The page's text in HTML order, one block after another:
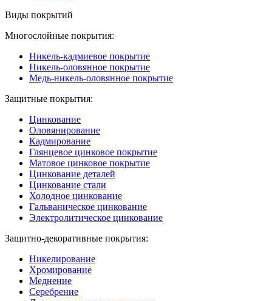
Виды покрытий
Многослойные покрытия:
Никель-кадмиевое покрытие
Никель-оловянное покрытие
Медь-никель-оловянное покрытие
Защитные покрытия:
Цинкование
Оловянирование
Кадмирование
Глянцевое цинковое покрытие
Матовое цинковое покрытие
Цинкование деталей
Цинкование стали
Холодное цинкование
Гальваническое цинкование
Электролитическое цинкование
Защитно-декоративные покрытия:
Никелирование
Хромирование
Меднение
Серебрение